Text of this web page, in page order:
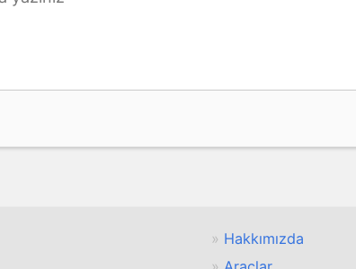
Hakkımızda